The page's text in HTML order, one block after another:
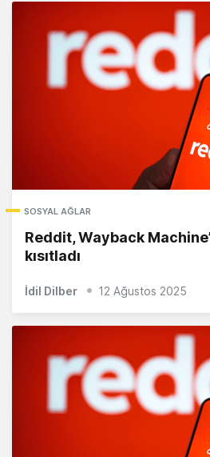
SOSYAL AĞLAR
Reddit, Wayback
kısıtladı
İdil Dilber 12 Ağustos 2025